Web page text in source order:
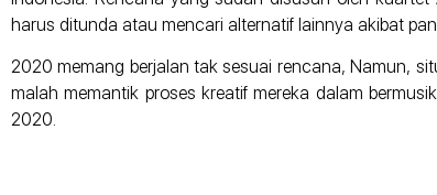
harus ditunda atau mencari alternatif lainnya akibat
2020 memang berjalan tak sesuai rencana, Namun,
malah memantik proses kreatif mereka dalam
2020.